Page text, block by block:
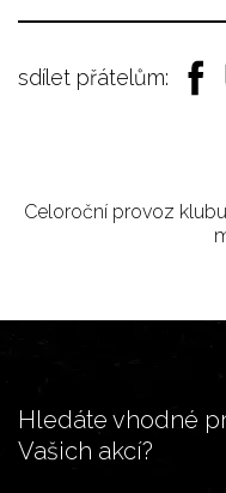
sdílet přátelům:
Celoroční provoz
Hledáte vhodné
Vašich akcí?